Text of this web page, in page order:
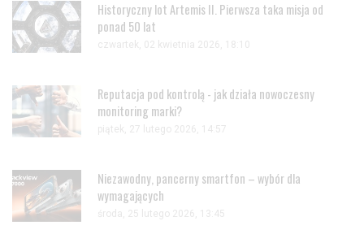
Historyczny lot Artemis II. Pierwsza taka misja od
ponad 50 lat
czwartek, 02 kwietnia 2026, 18:10
Reputacja pod kontrolą - jak działa nowoczesny
monitoring marki?
piątek, 27 lutego 2026, 14:57
Niezawodny, pancerny smartfon – wybór dla
wymagających
środa, 25 lutego 2026, 13:45